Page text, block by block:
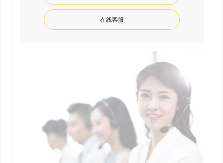
在线客服